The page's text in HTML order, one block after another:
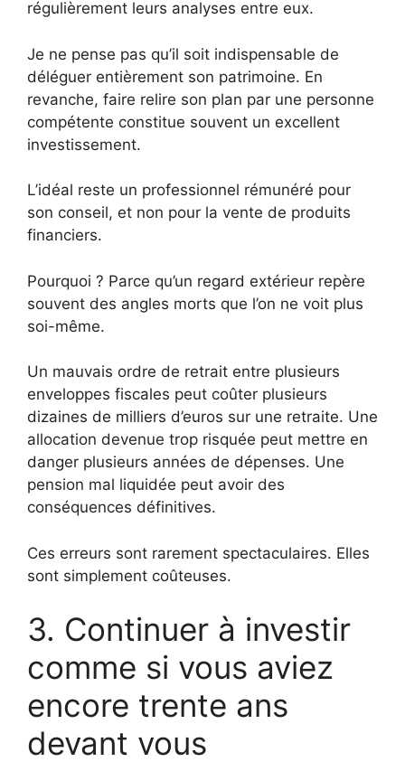
régulièrement leurs analyses entre eux.
Je ne pense pas qu’il soit indispensable de
déléguer entièrement son patrimoine. En
revanche, faire relire son plan par une personne
compétente constitue souvent un excellent
investissement.
L’idéal reste un professionnel rémunéré pour
son conseil, et non pour la vente de produits
financiers.
Pourquoi ? Parce qu’un regard extérieur repère
souvent des angles morts que l’on ne voit plus
soi-même.
Un mauvais ordre de retrait entre plusieurs
enveloppes fiscales peut coûter plusieurs
dizaines de milliers d’euros sur une retraite. Une
allocation devenue trop risquée peut mettre en
danger plusieurs années de dépenses. Une
pension mal liquidée peut avoir des
conséquences définitives.
Ces erreurs sont rarement spectaculaires. Elles
sont simplement coûteuses.
3. Continuer à investir
comme si vous aviez
encore trente ans
devant vous